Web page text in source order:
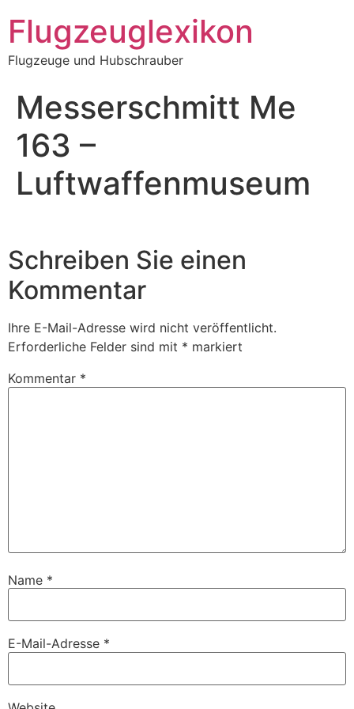
Inhalt
springen
Flugzeuglexikon
Flugzeuge und Hubschrauber
Messerschmitt Me
163 –
Luftwaffenmuseum
Schreiben Sie einen
Kommentar
Ihre E-Mail-Adresse wird nicht veröffentlicht.
Erforderliche Felder sind mit * markiert
Kommentar *
Name *
E-Mail-Adresse *